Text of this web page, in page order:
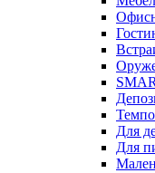
Для
Для